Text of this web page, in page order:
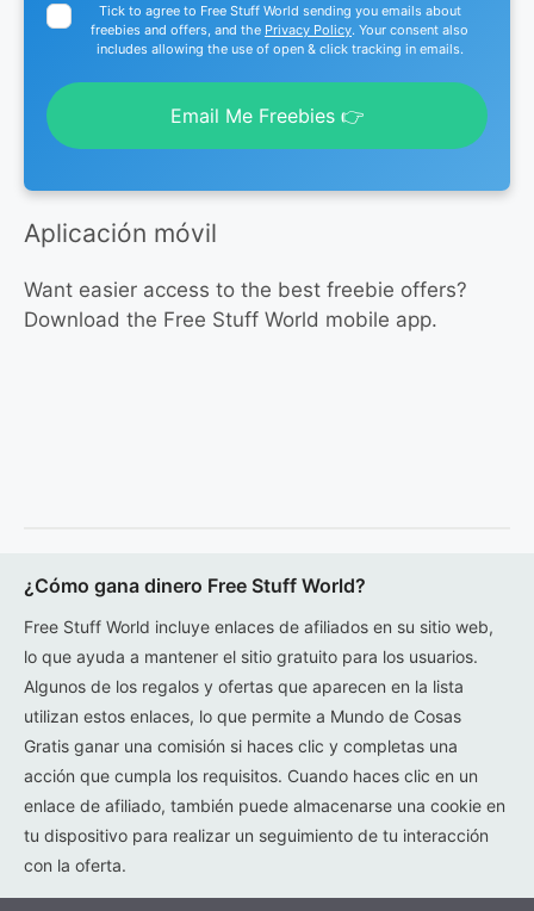
Tick to agree to Free Stuff World sending you emails about
freebies and offers, and the Privacy Policy. Your consent also
includes allowing the use of open & click tracking in emails.
Email Me Freebies 👉
Aplicación móvil
Want easier access to the best freebie offers?
Download the Free Stuff World mobile app.
¿Cómo gana dinero Free Stuff World?
Free Stuff World incluye enlaces de afiliados en su sitio web,
lo que ayuda a mantener el sitio gratuito para los usuarios.
Algunos de los regalos y ofertas que aparecen en la lista
utilizan estos enlaces, lo que permite a Mundo de Cosas
Gratis ganar una comisión si haces clic y completas una
acción que cumpla los requisitos. Cuando haces clic en un
enlace de afiliado, también puede almacenarse una cookie en
tu dispositivo para realizar un seguimiento de tu interacción
con la oferta.